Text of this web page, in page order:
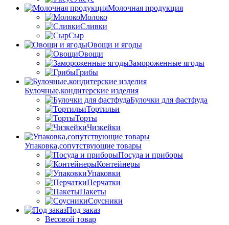
Молочная продукция
Молоко
Сливки
Сыр
Овощи и ягоды
Овощи
Замороженные ягоды
Грибы
Булочные,кондитерские изделия
Булочки для фастфуда
Тортильи
Торты
Чизкейки
Упаковка,сопутствующие товары
Посуда и приборы
Контейнеры
Упаковки
Перчатки
Пакеты
Соусники
Под заказ
Весовой товар